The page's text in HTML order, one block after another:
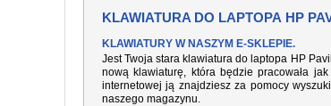
KLAWIATURA DO LAPTOPA HP
KLAWIATURY W NASZYM E-SKLEPIE.
Jest Twoja stara klawiatura do laptopa HP
nową klawiaturę, która będzie pracowała
internetowej ją znajdziesz za pomocy
naszego magazynu.